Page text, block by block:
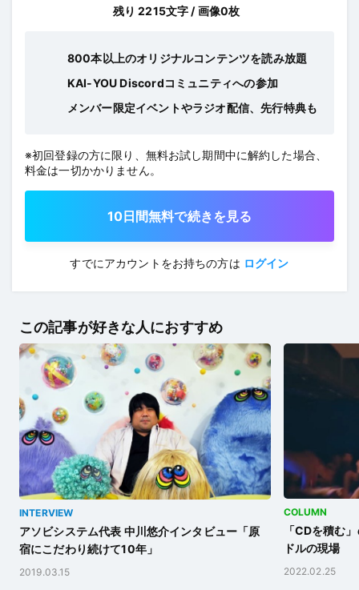
残り 2215文字 / 画像0枚
800本以上のオリジナルコンテンツを読み放題
KAI-YOU Discordコミュニティへの参加
メンバー限定イベントやラジオ配信、先行特典も
※初回登録の方に限り、無料お試し期間中に解約した場合、
料金は一切かかりません。
10日間無料で続きを見る
すでにアカウントをお持ちの方は ログイン
この記事が好きな人におすすめ
INTERVIEW
アソビシステム代表 中川悠介インタビュー「原
宿にこだわり続けて10年」
2019.03.15
COLUMN
「CDを積む
ドルの現場
2022.02.25